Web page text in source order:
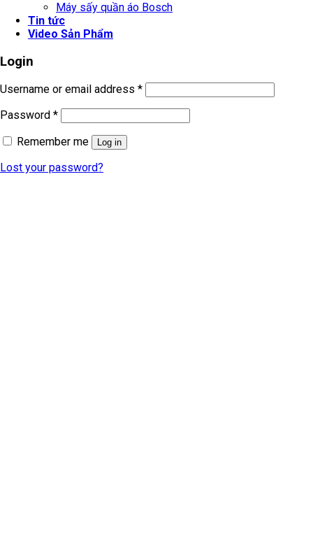
Máy sấy quần áo Bosch
Tin tức
Video Sản Phẩm
Login
Username or email address *
Password *
Remember me
Log in
Lost your password?